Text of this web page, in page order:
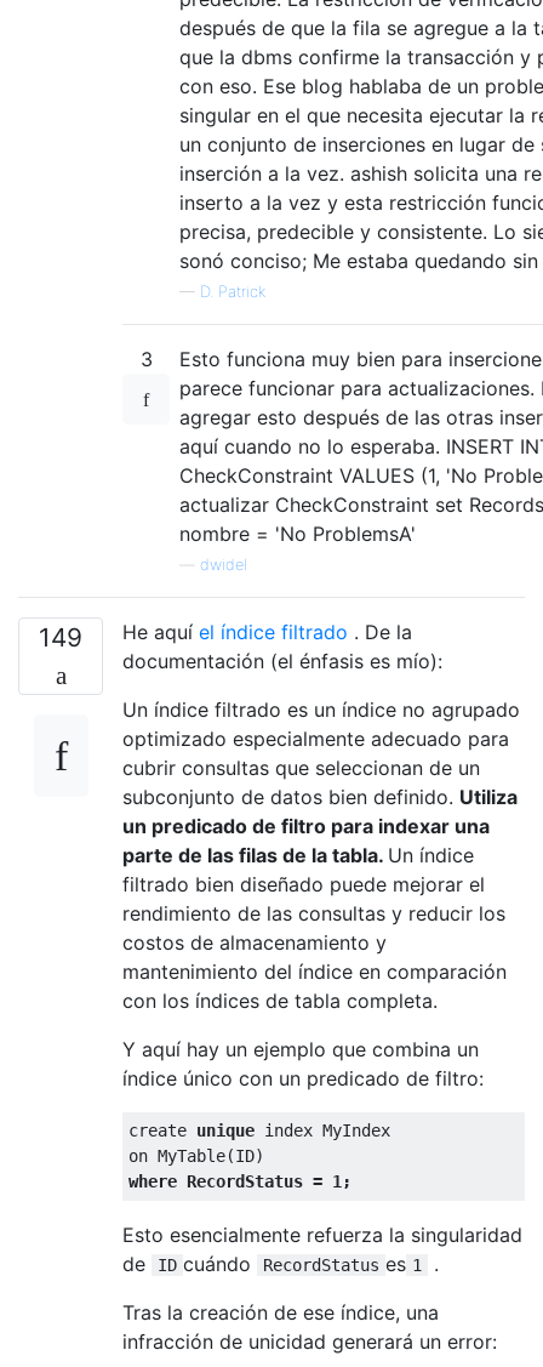
después de que la fila se agregue a la
que la dbms confirme la transacción y
con eso. Ese blog hablaba de un
singular en el que necesita ejecutar la
un conjunto de inserciones en lugar de
inserción a la vez. ashish solicita una
inserto a la vez y esta restricción
precisa, predecible y consistente. Lo
sonó conciso; Me estaba quedando
— D. Patrick
3
Esto funciona muy bien para
parece funcionar para actualizaciones.
agregar esto después de las otras
aquí cuando no lo esperaba. INSERT
CheckConstraint VALUES (1, 'No
actualizar CheckConstraint set
nombre = 'No ProblemsA'
dwidel
149 He aquí el índice filtrado . De la
documentación (el énfasis es mío):
Un índice filtrado es un índice no agrupado
optimizado especialmente adecuado para
cubrir consultas que seleccionan de un
subconjunto de datos bien definido. Utiliza
un predicado de filtro para indexar una
parte de las filas de la tabla. Un índice
filtrado bien diseñado puede mejorar el
rendimiento de las consultas y reducir los
costos de almacenamiento y
mantenimiento del índice en comparación
con los índices de tabla completa.
Y aquí hay un ejemplo que combina un
índice único con un predicado de filtro:
create unique index
on MyTable(ID)
where RecordStatus = 1 ;
Esto esencialmente refuerza la singularidad
de
ID cuándo RecordStatus es 1
.
Tras la creación de ese índice, una
infracción de unicidad generará un error: